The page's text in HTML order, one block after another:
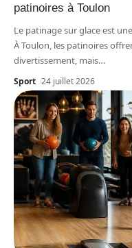
patinoires à Toulon
Le patinage sur glace est
À Toulon, les patinoires
divertissement, mais…
Sport 24 juillet 2026